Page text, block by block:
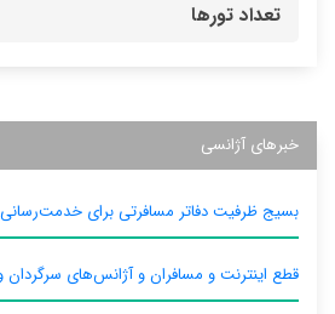
تعداد تورها
خبرهای آژانسی
بسیج ظرفیت دفاتر مسافرتی برای خدمت‌رسانی
قطع اینترنت و مسافران و آژانس‌های